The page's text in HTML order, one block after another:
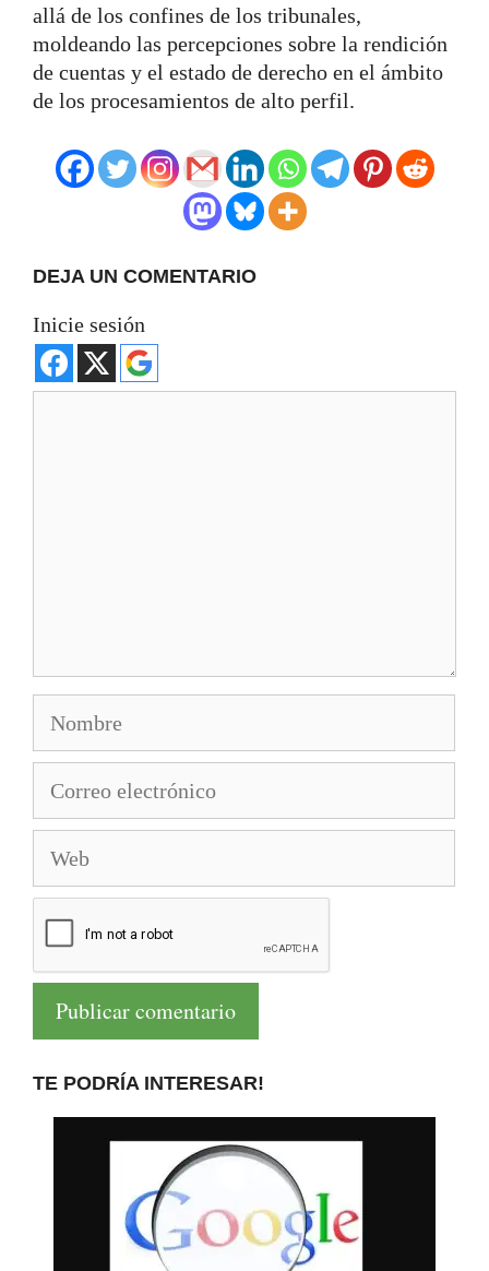
allá de los confines de los tribunales,
moldeando las percepciones sobre la rendición
de cuentas y el estado de derecho en el ámbito
de los procesamientos de alto perfil.
DEJA UN COMENTARIO
Inicie sesión
electrónico
TE PODRÍA INTERESAR!